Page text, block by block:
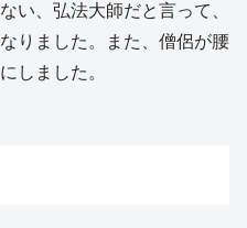
い、弘法大師だと言って、
りました。また、僧侶が腰
しました。